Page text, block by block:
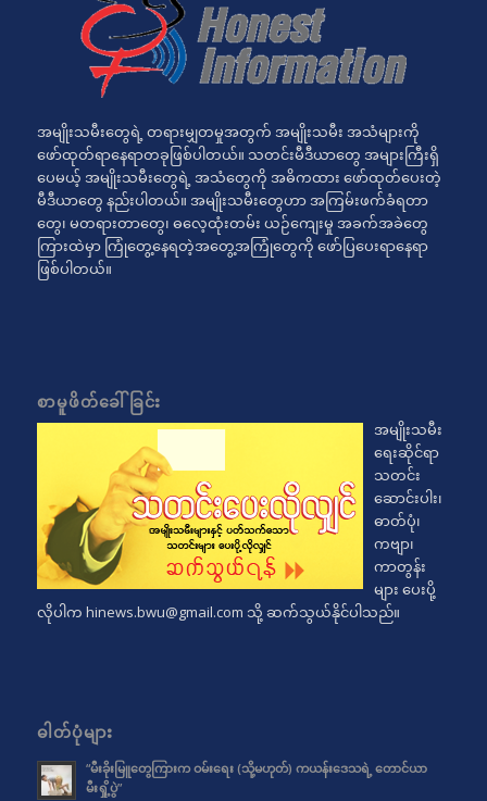
အမျိုးသမီးတွေရဲ့ တရားမျှတမှုအတွက် အမျိုးသမီး အသံများကို
ဖော်ထုတ်ရာနေရာတခုဖြစ်ပါတယ်။ သတင်းမီဒီယာတွေ အများကြီးရှိ
ပေမယ့် အမျိုးသမီးတွေရဲ့ အသံတွေကို အဓိကထား ဖော်ထုတ်ပေးတဲ့
မီဒီယာတွေ နည်းပါတယ်။ အမျိုးသမီးတွေဟာ အကြမ်းဖက်ခံရတာ
တွေ၊ မတရားတာတွေ၊ ဓလေ့ထုံးတမ်း ယဉ်ကျေးမှု အခက်အခဲတွေ
ကြားထဲမှာ ကြုံတွေ့နေရတဲ့အတွေ့အကြုံတွေကို ဖော်ပြပေးရာနေရာ
ဖြစ်ပါတယ်။
စာမူဖိတ်ခေါ်ခြင်း
အမျိုးသမီး
ရေးဆိုင်ရာ
သတင်း
ဆောင်းပါး၊
ဓာတ်ပုံ၊
ကဗျာ၊
ကာတွန်း
များ ပေးပို့
လိုပါက hinews.bwu@gmail.com သို့ ဆက်သွယ်နိုင်ပါသည်။
ဓါတ်ပုံများ
“မီးခိုးမြူတွေကြားက ဝမ်းရေး (သို့မဟုတ်) ကယန်းဒေသရဲ့ တောင်ယာ
မီးရှို့ပွဲ”